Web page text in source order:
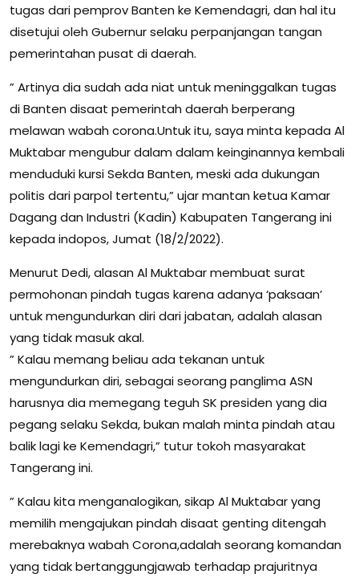
tugas dari pemprov Banten ke Kemendagri, dan hal itu
disetujui oleh Gubernur selaku perpanjangan tangan
pemerintahan pusat di daerah.
” Artinya dia sudah ada niat untuk meninggalkan tugas
di Banten disaat pemerintah daerah berperang
melawan wabah corona.Untuk itu, saya minta kepada Al
Muktabar mengubur dalam dalam keinginannya kembali
menduduki kursi Sekda Banten, meski ada dukungan
politis dari parpol tertentu,” ujar mantan ketua Kamar
Dagang dan Industri (Kadin) Kabupaten Tangerang ini
kepada indopos, Jumat (18/2/2022).
Menurut Dedi, alasan Al Muktabar membuat surat
permohonan pindah tugas karena adanya ‘paksaan’
untuk mengundurkan diri dari jabatan, adalah alasan
yang tidak masuk akal.
” Kalau memang beliau ada tekanan untuk
mengundurkan diri, sebagai seorang panglima ASN
harusnya dia memegang teguh SK presiden yang dia
pegang selaku Sekda, bukan malah minta pindah atau
balik lagi ke Kemendagri,” tutur tokoh masyarakat
Tangerang ini.
” Kalau kita menganalogikan, sikap Al Muktabar yang
memilih mengajukan pindah disaat genting ditengah
merebaknya wabah Corona,adalah seorang komandan
yang tidak bertanggungjawab terhadap prajuritnya